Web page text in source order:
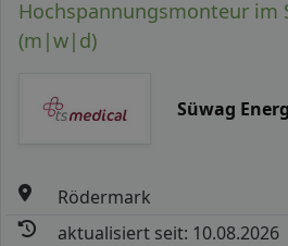
Hochspannungsmonteur im
(m|w|d)
Süwag
Rödermark
aktualisiert seit: 10.08.2026